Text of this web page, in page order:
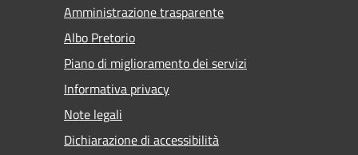
Amministrazione trasparente
Albo Pretorio
Piano di miglioramento dei servizi
Informativa privacy
Note legali
Dichiarazione di accessibilità